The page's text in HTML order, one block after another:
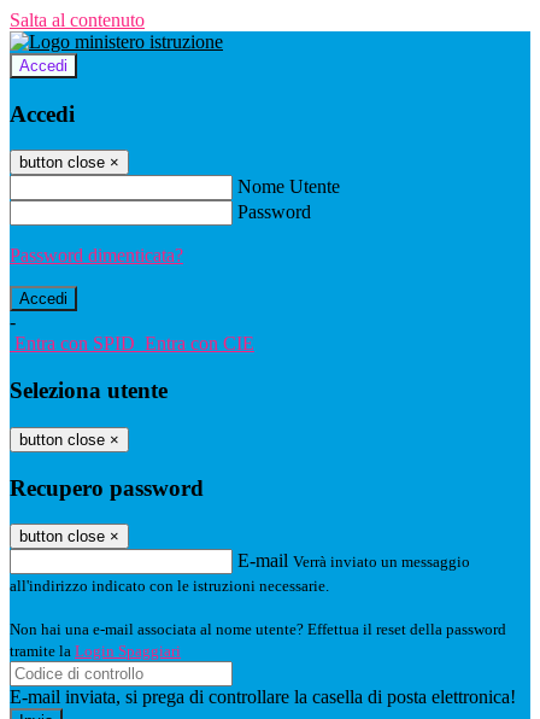
Salta al contenuto
Accedi
Accedi
button close ×
Nome Utente
Password
Password dimenticata?
-
Entra con SPID Entra con CIE
Seleziona utente
button close ×
Recupero password
button close ×
E-mail Verrà inviato un messaggio
all'indirizzo indicato con le istruzioni necessarie.
Non hai una e-mail associata al nome utente? Effettua il reset della password
tramite la Login Spaggiari
E-mail inviata, si prega di controllare la casella di posta elettronica!